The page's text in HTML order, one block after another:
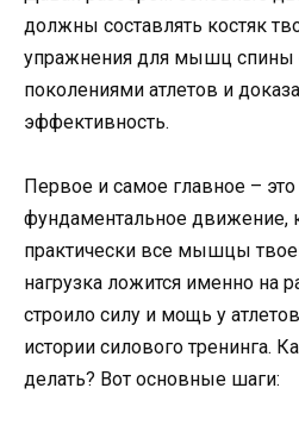
должны составлять костяк
упражнения для мышц спины
поколениями атлетов и
эффективность.
Первое и самое главное – это
фундаментальное движение,
практически все мышцы
нагрузка ложится именно на
строило силу и мощь у
истории силового тренинга.
делать? Вот основные шаги: